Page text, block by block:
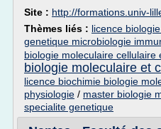
Site : http://formations.univ-
Thèmes liés : licence
genetique microbiologie
biologie moleculaire cellulaire
biologie moleculaire et
licence biochimie biologie
physiologie / master biologie
specialite genetique